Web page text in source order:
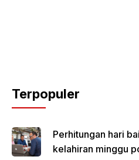
Terpopuler
Perhitungan hari
kelahiran minggu